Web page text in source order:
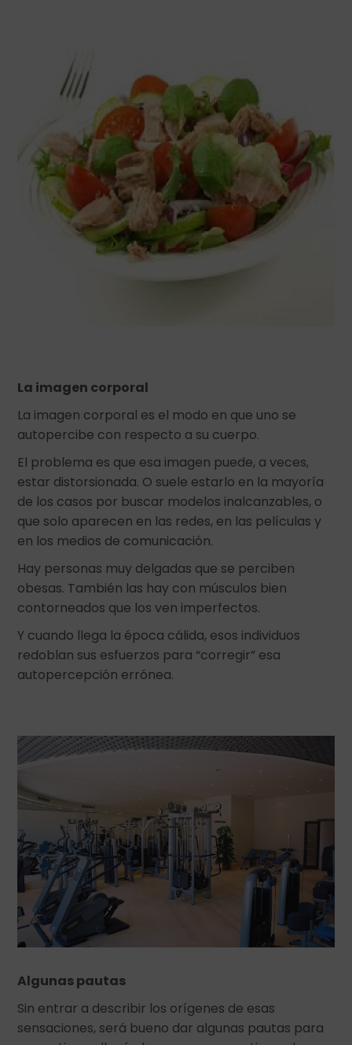
La imagen corporal
La imagen corporal es el modo en que uno se
autopercibe con respecto a su cuerpo.
El problema es que esa imagen puede, a veces,
estar distorsionada. O suele estarlo en la mayoría
de los casos por buscar modelos inalcanzables, o
que solo aparecen en las redes, en las películas y
en los medios de comunicación.
Hay personas muy delgadas que se perciben
obesas. También las hay con músculos bien
contorneados que los ven imperfectos.
Y cuando llega la época cálida, esos individuos
redoblan sus esfuerzos para “corregir” esa
autopercepción errónea.
Algunas pautas
Sin entrar a describir los orígenes de esas
sensaciones, será bueno dar algunas pautas para